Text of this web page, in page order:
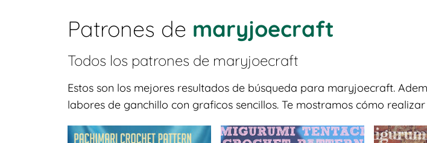
Patrones de maryjoecraft
Todos los patrones de maryjoecraft
Estos son los mejores resultados de búsqueda para maryjoecraft.
labores de ganchillo con graficos sencillos. Te mostramos cómo